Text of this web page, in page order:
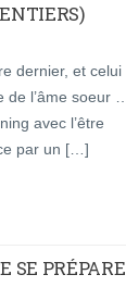
dernier, et celui
l’âme soeur …
avec l’être
par un […]
SE PRÉPARE